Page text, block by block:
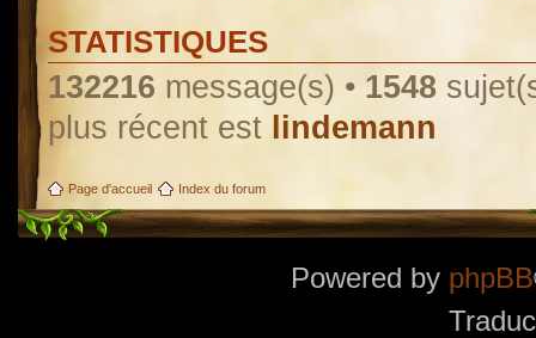
STATISTIQUES
132216 message(s) • 1548
plus récent est lindemann
Page d'accueil Index du forum
Powered by phpBB